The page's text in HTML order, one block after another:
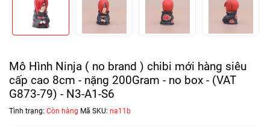
Mô Hình Ninja ( no brand ) chibi mới hàng siêu
cấp cao 8cm - nặng 200Gram - no box - (VAT
G873-79) - N3-A1-S6
Tình trạng: Còn hàng Mã SKU: na11b